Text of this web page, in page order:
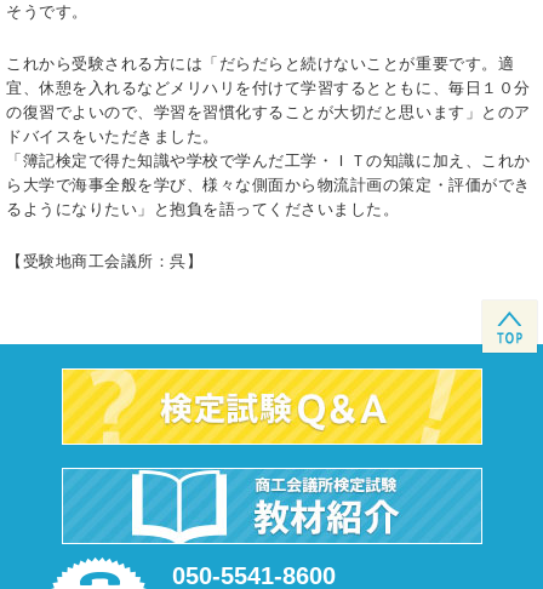
そうです。
これから受験される方には「だらだらと続けないことが重要です。適
宜、休憩を入れるなどメリハリを付けて学習するとともに、毎日１０分
の復習でよいので、学習を習慣化することが大切だと思います」とのア
ドバイスをいただきました。
「簿記検定で得た知識や学校で学んだ工学・ＩＴの知識に加え、これか
ら大学で海事全般を学び、様々な側面から物流計画の策定・評価ができ
るようになりたい」と抱負を語ってくださいました。
【受験地商工会議所：呉】
050-5541-8600